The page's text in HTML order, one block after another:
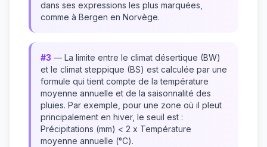
dans ses expressions les plus marquées,
comme à Bergen en Norvège.
#3 — La limite entre le climat désertique (BW)
et le climat steppique (BS) est calculée par une
formule qui tient compte de la température
moyenne annuelle et de la saisonnalité des
pluies. Par exemple, pour une zone où il pleut
principalement en hiver, le seuil est :
Précipitations (mm) < 2 x Température
moyenne annuelle (°C).